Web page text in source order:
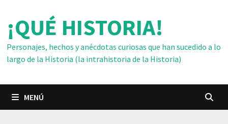
contenido
¡QUÉ HISTORIA!
Personajes, hechos y anécdotas curiosas que han sucedido a lo
largo de la Historia (la intrahistoria de la Historia)
MENÚ